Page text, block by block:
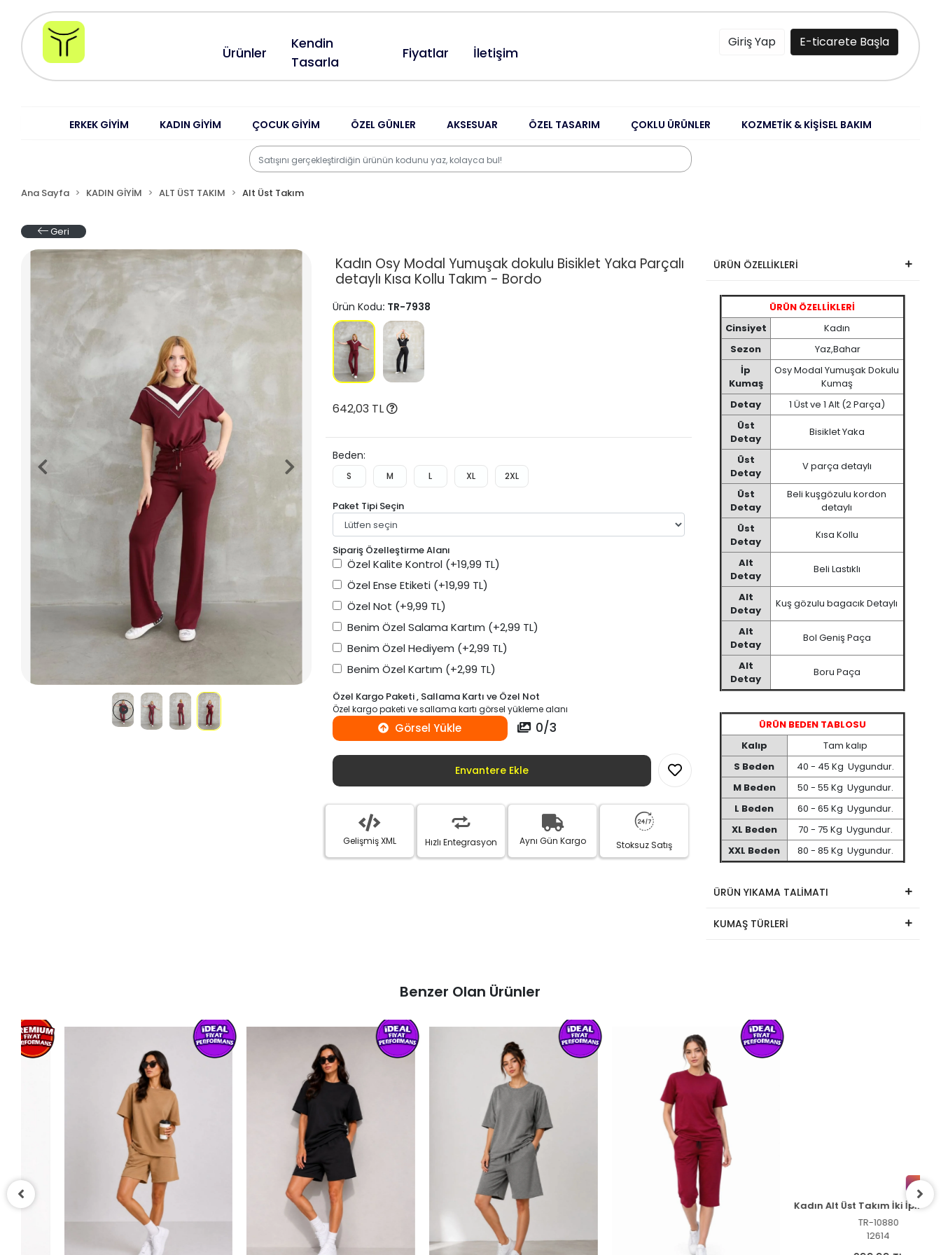
Ürünler
Kendin
Tasarla
Fiyatlar İletişim
Giriş Yap E-ticarete Başla
ERKEK GİYİM KADIN GİYİM ÇOCUK GİYİM ÖZEL GÜNLER AKSESUAR ÖZEL TASARIM ÇOKLU ÜRÜNLER KOZMETİK & KİŞİSEL BAKIM
Ana Sayfa KADIN GİYİM ALT ÜST TAKIM Alt Üst Takım
Geri
Kadın Osy Modal Yumuşak dokulu Bisiklet Yaka Parçalı
detaylı Kısa Kollu Takım - Bordo
Ürün Kodu: TR-7938
642,03 TL
Beden:
S M L XL 2XL
Paket Tipi Seçin
Sipariş Özelleştirme Alanı
Özel Kalite Kontrol (+19,99 TL)
Özel Ense Etiketi (+19,99 TL)
Özel Not (+9,99 TL)
Benim Özel Salama Kartım (+2,99 TL)
Benim Özel Hediyem (+2,99 TL)
Benim Özel Kartım (+2,99 TL)
Özel Kargo Paketi , Sallama Kartı ve Özel Not
Özel kargo paketi ve sallama kartı görsel yükleme alanı
Görsel Yükle 0/3
Envantere Ekle
Gelişmiş XML Hızlı Entegrasyon Aynı Gün Kargo Stoksuz Satış
ÜRÜN ÖZELLİKLERİ
ÜRÜN ÖZELLİKLERİ
Cinsiyet
Kadın
Sezon
Yaz,Bahar
İp
Kumaş
Osy Modal Yumuşak Dokulu
Kumaş
Detay
1 Üst ve 1 Alt (2 Parça)
Üst
Detay
Bisiklet Yaka
Üst
Detay
V parça detaylı
Üst
Detay
Beli kuşgözulu kordon
detaylı
Üst
Detay
Kısa Kollu
Alt
Detay
Beli Lastıklı
Alt
Detay
Kuş gözulu bagacık Detaylı
Alt
Detay
Bol Geniş Paça
Alt
Detay
Boru Paça
ÜRÜN BEDEN TABLOSU
Kalıp
Tam kalıp
S Beden
40 - 45 Kg Uygundur.
M Beden
50 - 55 Kg Uygundur.
L Beden
60 - 65 Kg Uygundur.
XL Beden
70 - 75 Kg Uygundur.
XXL Beden
80 - 85 Kg Uygundur.
ÜRÜN YIKAMA TALİMATI
KUMAŞ TÜRLERİ
Benzer Olan Ürünler